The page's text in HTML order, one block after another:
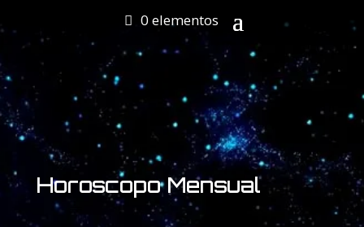
0 elementos
Horoscopo Mensual